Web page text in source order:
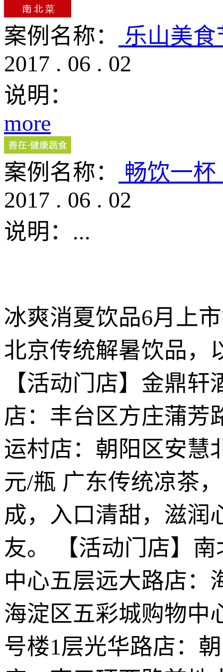
案例名称：
乐山美食
2017 . 06 . 02
说明：
more
案例名称：
畅饮一
2017 . 06 . 02
说明： ...
冰爽消夏饮品6月上
北京传统解暑饮品，
【活动门店】金鼎
店：丰台区方庄蒲芳
运村店：朝阳区安
元/瓶 广东传统凉茶
成，入口清甜，滋润
友。 【活动门店】
中心五层远大路店：
海淀区五彩城购物中
号楼1层光华路店：